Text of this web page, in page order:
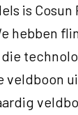
is
hebben